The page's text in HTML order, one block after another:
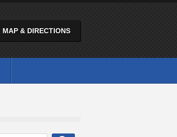
MAP & DIRECTIONS